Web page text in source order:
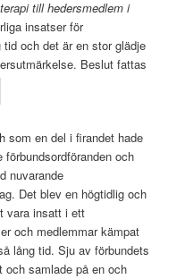
till hedersmedlem i
insatser för
och det är en stor glädje
Beslut fattas
som en del i firandet hade
och
nuvarande
Det blev en högtidlig och
vara insatt i ett
och medlemmar kämpat
lång tid. Sju av förbundets
och samlade på en och